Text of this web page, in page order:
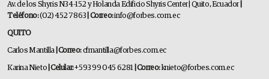
Av. de los Shyris N34-152 y Holanda Edificio Shyris Center | Quito, Ecuador
Teléfono:(02) 452 7863 | Correo:info@forbes.com.ec
QUITO
Carlos Mantilla | Correo:cfmantilla@forbes.com.ec
Karina Nieto | Celular:+593 99 045 6281 | Correo:knieto@forbes.com.ec